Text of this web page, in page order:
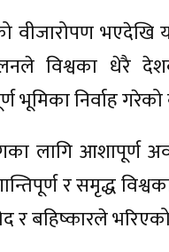
वीजारोपण भएदेखि
विश्वका धेरै
भूमिका निर्वाह
लागि आशापूर्ण
र समृद्ध
बहिष्कारले